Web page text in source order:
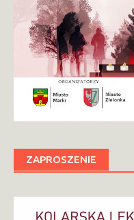
ZAPROSZENIE